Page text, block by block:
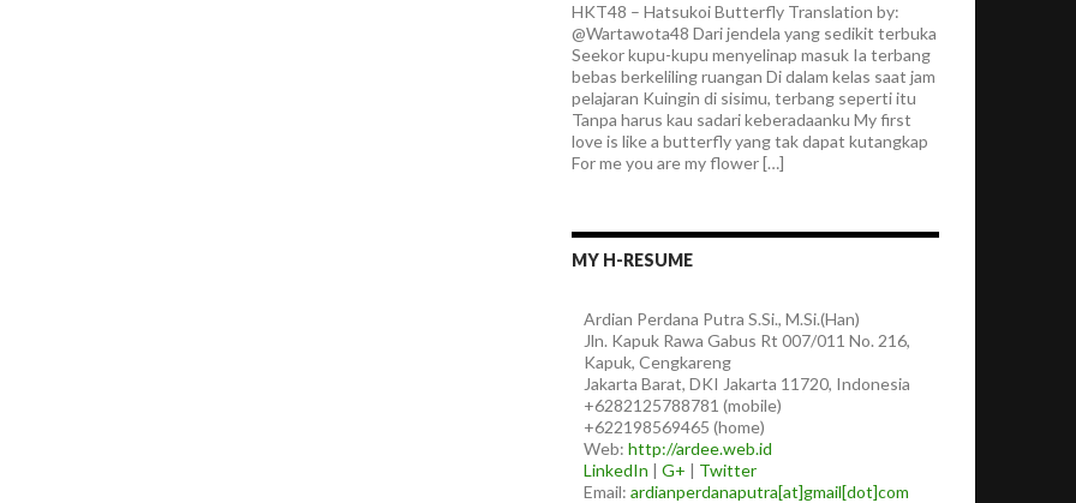
HKT48 – Hatsukoi Butterfly Translation by:
@Wartawota48 Dari jendela yang sedikit terbuka
Seekor kupu-kupu menyelinap masuk Ia terbang
bebas berkeliling ruangan Di dalam kelas saat jam
pelajaran Kuingin di sisimu, terbang seperti itu
Tanpa harus kau sadari keberadaanku My first
love is like a butterfly yang tak dapat kutangkap
For me you are my flower […]
MY H-RESUME
Ardian Perdana Putra S.Si., M.Si.(Han)
Jln. Kapuk Rawa Gabus Rt 007/011 No. 216,
Kapuk, Cengkareng
Jakarta Barat, DKI Jakarta 11720, Indonesia
+6282125788781 (mobile)
+622198569465 (home)
Web: http://ardee.web.id
LinkedIn | G+ | Twitter
Email: ardianperdanaputra[at]gmail[dot]com